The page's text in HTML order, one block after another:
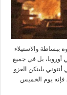
ببساطة والاستيلاء
بل في جميع
أنتوني بلينكن الغزو
يوم الخميس